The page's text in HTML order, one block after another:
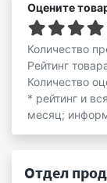
Оцените
Количество
Рейтинг
Количество
* рейтинг и
месяц;
Отдел